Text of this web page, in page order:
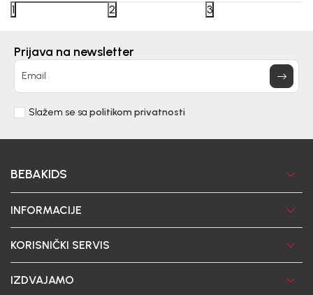
1 2 3
Prijava na newsletter
Email
Slažem se sa politikom privatnosti
BEBAKIDS
INFORMACIJE
KORISNIČKI SERVIS
IZDVAJAMO